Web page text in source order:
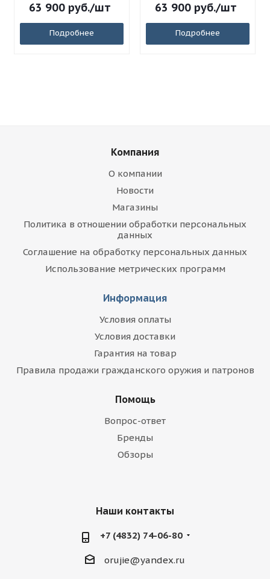
63 900руб./шт
Подробнее
63 900руб./шт
Подробнее
Компания
О компании
Новости
Магазины
Политика в отношении обработки персональных
данных
Соглашение на обработку персональных данных
Использование метрических программ
Информация
Условия оплаты
Условия доставки
Гарантия на товар
Правила продажи гражданского оружия и патронов
Помощь
Вопрос-ответ
Бренды
Обзоры
Наши контакты
+7 (4832) 74-06-80
orujie@yandex.ru